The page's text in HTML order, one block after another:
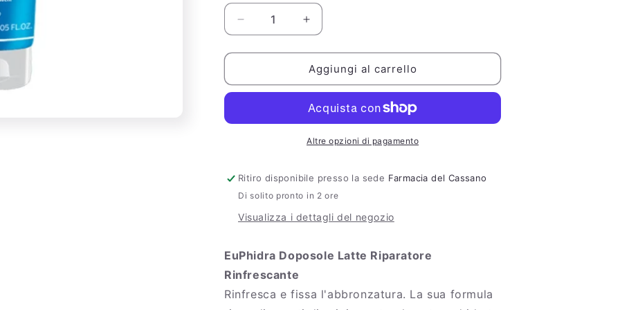
Diminuisci
quantità
per
Doposole
Rinfrescante
Aumenta
quantità
per
EuPhidra
Doposole
Riparatore
Rinfrescante
Aggiungi al carrello
Altre opzioni di pagamento
Ritiro disponibile presso la sede Farmacia del Cassano
Di solito pronto in 2 ore
Visualizza i dettagli del negozio
EuPhidra Doposole Latte Riparatore
Rinfrescante
Rinfresca e fissa l'abbronzatura. La sua formula